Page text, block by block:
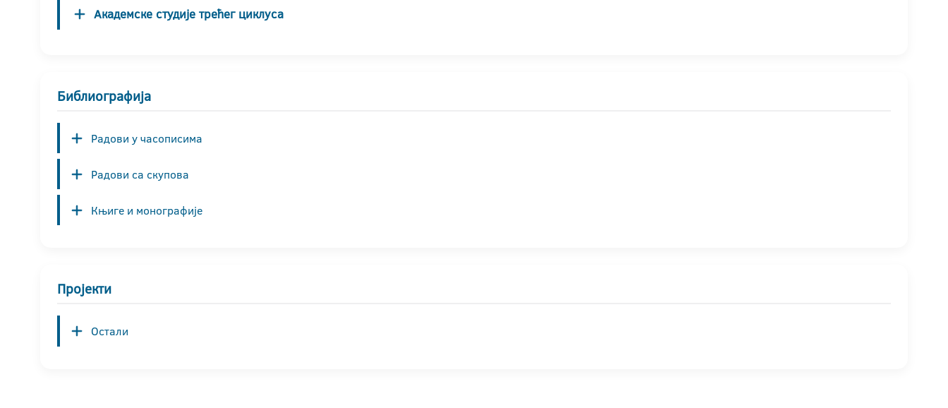
Академске студије трећег циклуса
Библиографија
Радови у часописима
Радови са скупова
Књиге и монографије
Пројекти
Остали